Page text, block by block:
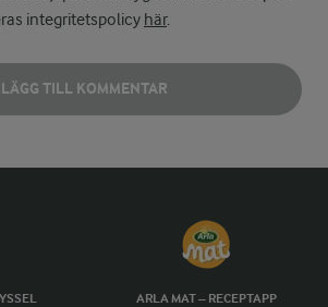
integritetspolicy här.
LÄGG TILL KOMMENTAR
ARLA MAT – RECEPTAPP